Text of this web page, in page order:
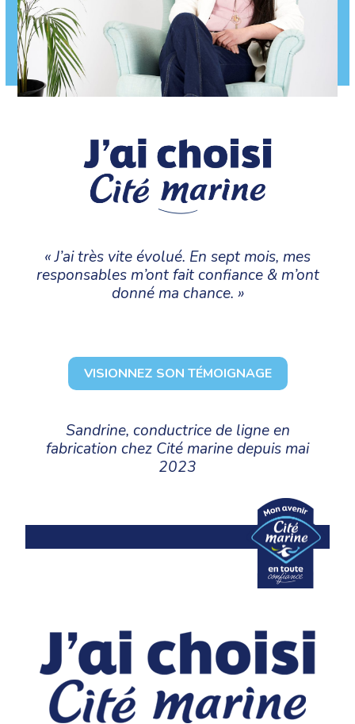
« J’ai très vite évolué. En sept mois, mes
responsables m’ont fait confiance & m’ont
donné ma chance. »
VISIONNEZ SON TÉMOIGNAGE
Sandrine, conductrice de ligne en
fabrication chez Cité marine depuis mai
2023